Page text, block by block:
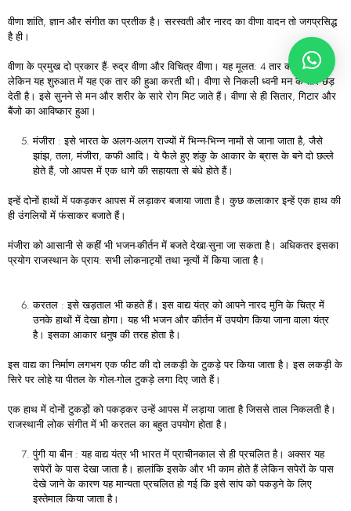
वीणा शांति, ज्ञान और संगीत का प्रतीक है। सरस्वती और नारद का वीणा वादन तो जगप्रसिद्ध
है ही।
वीणा के प्रमुख दो प्रकार हैं- रुद्र वीणा और विचित्र वीणा। यह मूलत: 4 तार की होती है,
लेकिन यह शुरुआत में यह एक तार की हुआ करती थी। वीणा से निकली ध्वनी मन के तार छेड़
देती है। इसे सुनने से मन और शरीर के सारे रोग मिट जाते हैं। वीणा से ही सितार, गिटार और
बैंजो का आविष्कार हुआ।
मंजीरा : इसे भारत के अलग-अलग राज्यों में भिन्न-भिन्न नामों से जाना जाता है, जैसे
झांझ, तला, मंजीरा, कफी आदि। ये फैले हुए शंकु के आकार के ब्रास के बने दो छल्ले
होते हैं, जो आपस में एक धागे की सहायता से बंधे होते हैं।
इन्हें दोनों हाथों में पकड़कर आपस में लड़ाकर बजाया जाता है। कुछ कलाकार इन्हें एक हाथ की
ही उंगलियों में फंसाकर बजाते हैं।
मंजीरा को आसानी से कहीं भी भजन-कीर्तन में बजते देखा-सुना जा सकता है। अधिकतर इसका
प्रयोग राजस्थान के प्राय: सभी लोकनाट्यों तथा नृत्यों में किया जाता है।
करतल : इसे खड़ताल भी कहते हैं। इस वाद्य यंत्र को आपने नारद मुनि के चित्र में
उनके हाथों में देखा होगा। यह भी भजन और कीर्तन में उपयोग किया जाना वाला यंत्र
है। इसका आकार धनुष की तरह होता है।
इस वाद्य का निर्माण लगभग एक फीट की दो लकड़ी के टुकड़े पर किया जाता है। इस लकड़ी के
सिरे पर लोहे या पीतल के गोल-गोल टुकड़े लगा दिए जाते हैं।
एक हाथ में दोनों टुकड़ों को पकड़कर उन्हें आपस में लड़ाया जाता है जिससे ताल निकलती है।
राजस्थानी लोक संगीत में भी करतल का बहुत उपयोग होता है।
पुंगी या बीन : यह वाद्य यंत्र भी भारत में प्राचीनकाल से ही प्रचलित है। अक्सर यह
सपेरों के पास देखा जाता है। हालांकि इसके और भी काम होते हैं लेकिन सपेरों के पास
देखे जाने के कारण यह मान्यता प्रचलित हो गई कि इसे सांप को पकड़ने के लिए
इस्तेमाल किया जाता है।